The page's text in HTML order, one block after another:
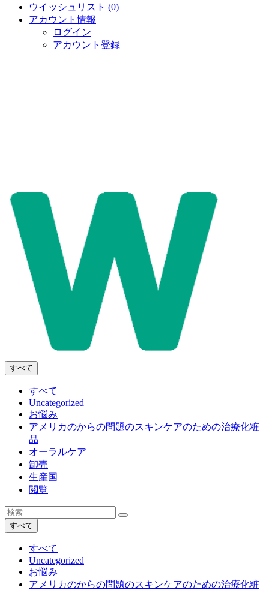
ウイッシュリスト (0)
アカウント情報
ログイン
アカウント登録
すべて
すべて
Uncategorized
お悩み
アメリカのからの問題のスキンケアのための治療化粧
品
オーラルケア
卸売
生産国
閲覧
すべて
すべて
Uncategorized
お悩み
アメリカのからの問題のスキンケアのための治療化粧